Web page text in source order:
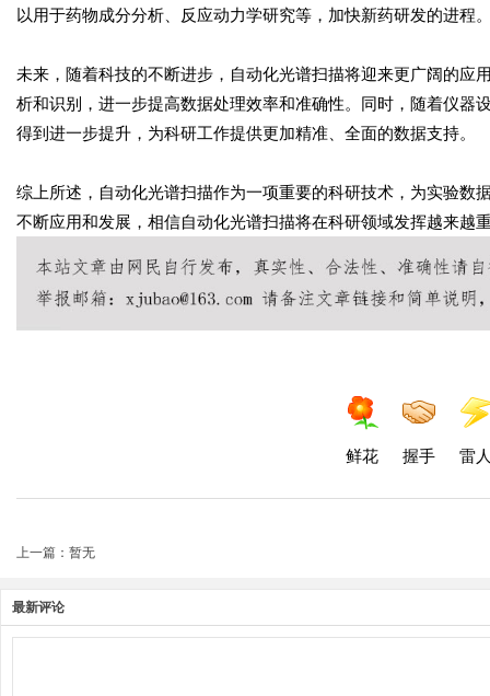
以用于药物成分分析、反应动力学研究等，加快新药研发的进程
未来，随着科技的不断进步，自动化光谱扫描将迎来更广阔的应
析和识别，进一步提高数据处理效率和准确性。同时，随着仪器
得到进一步提升，为科研工作提供更加精准、全面的数据支持。
综上所述，自动化光谱扫描作为一项重要的科研技术，为实验数
不断应用和发展，相信自动化光谱扫描将在科研领域发挥越来越
鲜花 握手 雷
上一篇：暂无
最新评论